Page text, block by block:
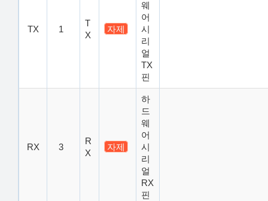
TX 1
T
X
자제
웨
어
시
리
얼
TX
핀
RX 3
R
X
자제
하
드
웨
어
시
리
얼
RX
핀